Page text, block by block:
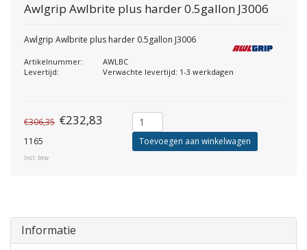
Awlgrip Awlbrite plus harder 0.5gallon J3006
Awlgrip Awlbrite plus harder 0.5gallon J3006
Artikelnummer:
AWLBC
Levertijd:
Verwachte levertijd: 1-3 werkdagen
€306,35 €232,83
1165
Incl. btw
Toevoegen aan winkelwagen
Informatie